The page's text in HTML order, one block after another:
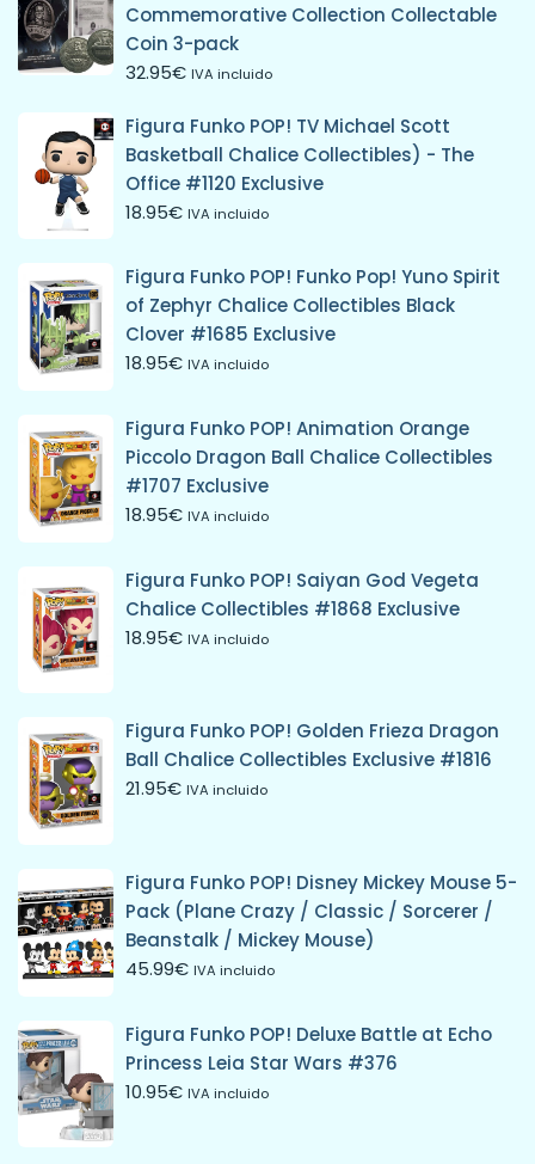
Commemorative Collection Collectable
Coin 3-pack
32.95€ IVA incluido
Figura Funko POP! TV Michael Scott
Basketball Chalice Collectibles) - The
Office #1120 Exclusive
18.95€ IVA incluido
Figura Funko POP! Funko Pop! Yuno Spirit
of Zephyr Chalice Collectibles Black
Clover #1685 Exclusive
18.95€ IVA incluido
Figura Funko POP! Animation Orange
Piccolo Dragon Ball Chalice Collectibles
#1707 Exclusive
18.95€ IVA incluido
Figura Funko POP! Saiyan God Vegeta
Chalice Collectibles #1868 Exclusive
18.95€ IVA incluido
Figura Funko POP! Golden Frieza Dragon
Ball Chalice Collectibles Exclusive #1816
21.95€ IVA incluido
Figura Funko POP! Disney Mickey Mouse 5-
Pack (Plane Crazy / Classic / Sorcerer /
Beanstalk / Mickey Mouse)
45.99€ IVA incluido
Figura Funko POP! Deluxe Battle at Echo
Princess Leia Star Wars #376
10.95€ IVA incluido